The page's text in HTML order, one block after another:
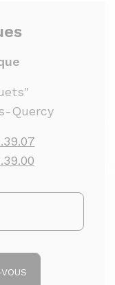
Quercy